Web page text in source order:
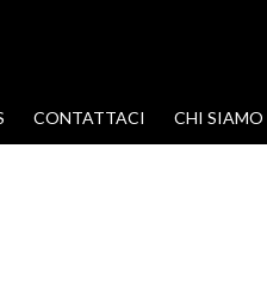
CONTATTACI CHI SIAMO